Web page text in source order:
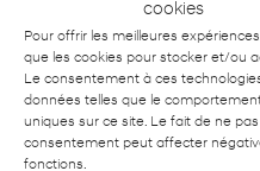
cookies
Pour offrir les meilleures
que les cookies pour stocker et/ou
Le consentement à ces
données telles que le
uniques sur ce site. Le fait de ne
consentement peut affecter
fonctions.
Nom*